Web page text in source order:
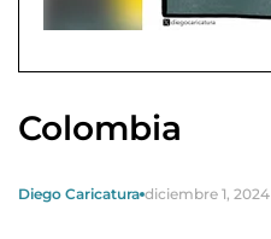
Colombia
Diego Caricatura diciembre 1, 2024